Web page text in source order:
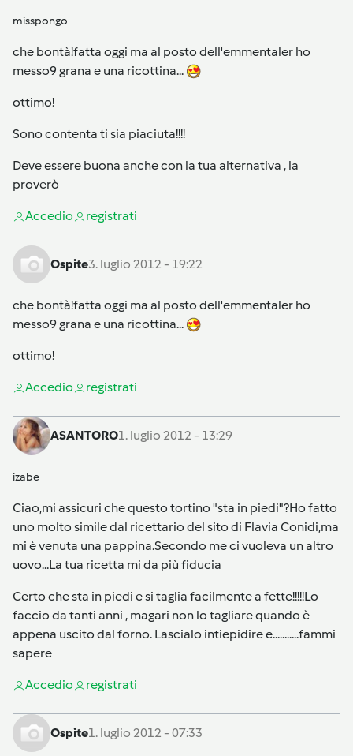
misspongo
che bontà!fatta oggi ma al posto dell'emmentaler ho
messo9 grana e una ricottina...
ottimo!
Sono contenta ti sia piaciuta!!!!
Deve essere buona anche con la tua alternativa , la
proverò
Accedio registrati
Ospite3. luglio 2012 - 19:22
che bontà!fatta oggi ma al posto dell'emmentaler ho
messo9 grana e una ricottina...
ottimo!
Accedio registrati
ASANTORO1. luglio 2012 - 13:29
izabe
Ciao,mi assicuri che questo tortino "sta in piedi"?Ho fatto
uno molto simile dal ricettario del sito di Flavia Conidi,ma
mi è venuta una pappina.Secondo me ci vuoleva un altro
uovo...La tua ricetta mi da più fiducia
Certo che sta in piedi e si taglia facilmente a fette!!!!!Lo
faccio da tanti anni , magari non lo tagliare quando è
appena uscito dal forno. Lascialo intiepidire e...........fammi
sapere
Accedio registrati
Ospite1. luglio 2012 - 07:33